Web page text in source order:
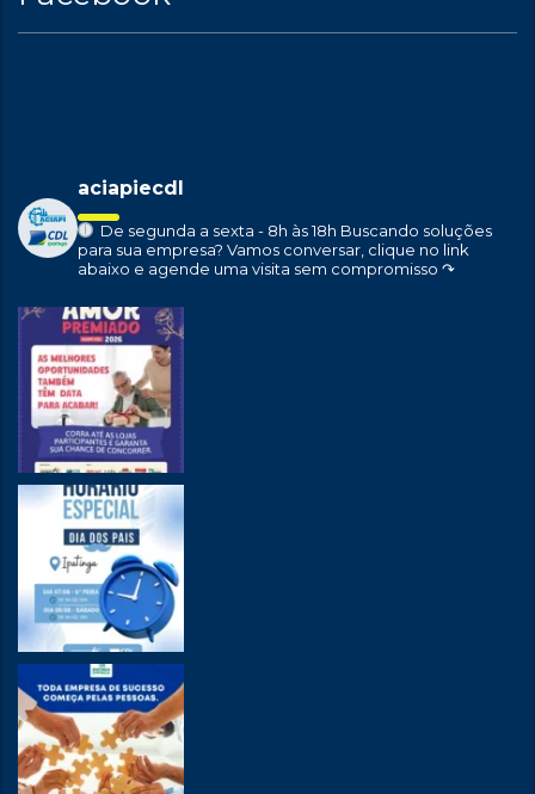
aciapiecdl
De segunda a sexta - 8h às 18h Buscando soluções
para sua empresa? Vamos conversar, clique no link
abaixo e agende uma visita sem compromisso ↷